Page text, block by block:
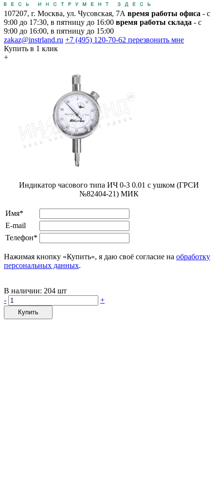
107207, г. Москва, ул. Чусовская, 7А время работы офиса - с
9:00 до 17:30, в пятницу до 16:00 время работы склада - с
9:00 до 16:00, в пятницу до 15:00
zakaz@instrland.ru +7 (495) 120-70-62 перезвонить мне
Купить в 1 клик
+
Индикатор часового типа ИЧ 0-3 0.01 с ушком (ГРСИ
№82404-21) МИК
Имя*
E-mail
Телефон*
Нажимая кнопку «Купить», я даю своё согласие на обработку
персональных данных.
В наличии: 204 шт
-
+
Купить